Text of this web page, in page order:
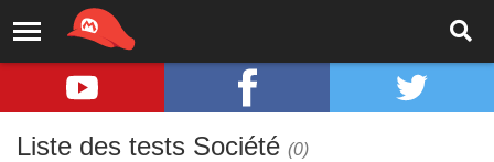
Liste des tests Société (0)